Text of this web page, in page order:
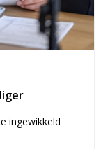
ingewikkeld